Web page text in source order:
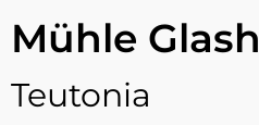
Mühle
Teutonia